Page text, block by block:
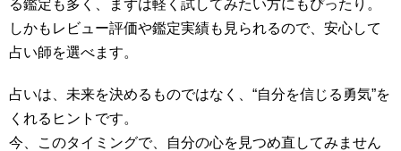
る鑑定も多く、まずは軽く試してみたい方にもぴったり。
しかもレビュー評価や鑑定実績も見られるので、安心して
占い師を選べます。
占いは、未来を決めるものではなく、“自分を信じる勇気”を
くれるヒントです。
今、このタイミングで、自分の心を見つめ直してみません